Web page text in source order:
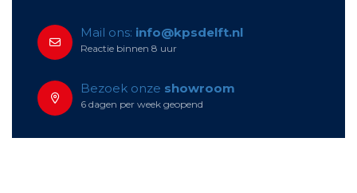
Mail ons: info@kpsdelft.nl
Reactie binnen 8 uur
Bezoek onze showroom
6 dagen per week geopend